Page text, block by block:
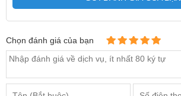
Chọn đánh giá của bạn